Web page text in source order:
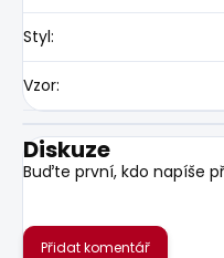
Styl:
Vzor:
Diskuze
Buďte první, kdo napíše
Přidat komentář